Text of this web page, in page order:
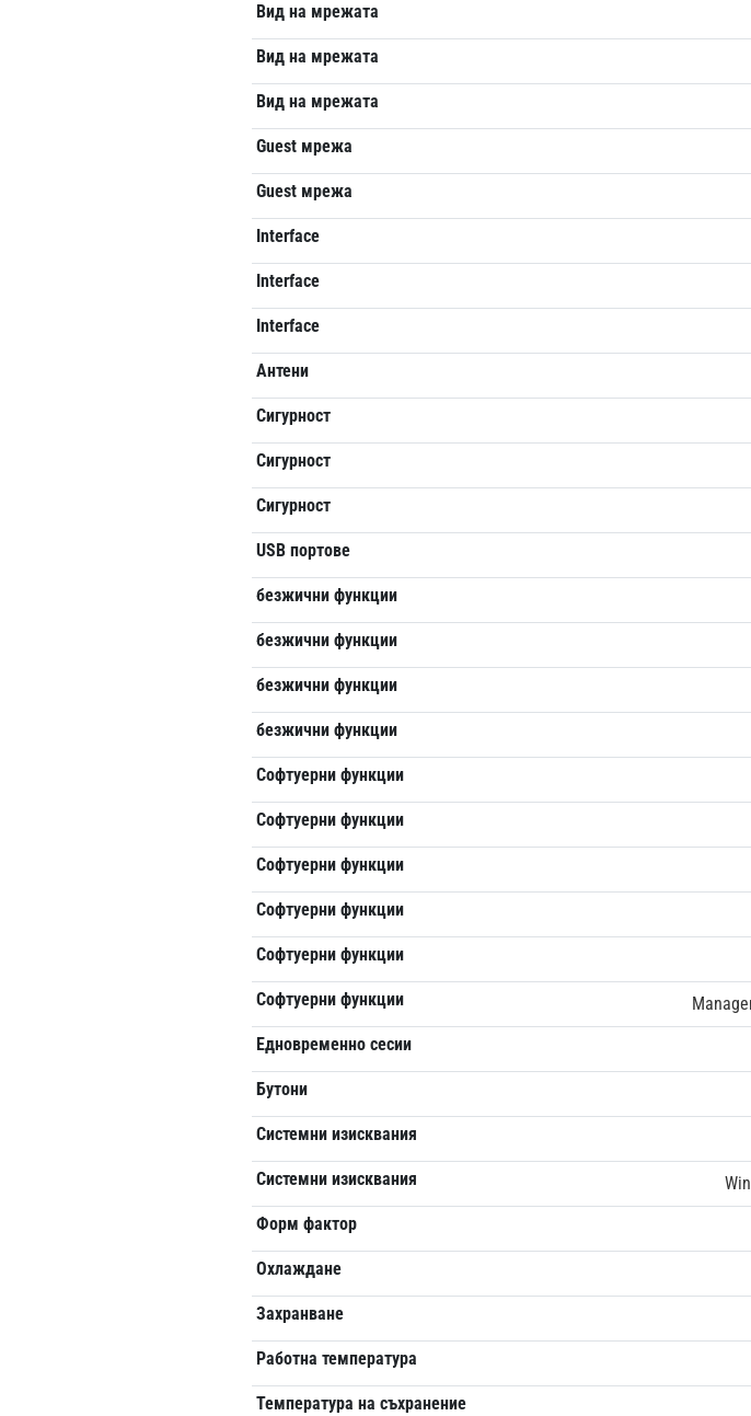
Вид на мрежата
Вид на мрежата
Вид на мрежата
Guest мрежа
Guest мрежа
Interface
Interface
Interface
Антени
Сигурност
Сигурност
Сигурност
USB портове
безжични функции
безжични функции
безжични функции
безжични функции
Софтуерни функции
Софтуерни функции
Софтуерни функции
Софтуерни функции
Софтуерни функции
Софтуерни функции
Едновременно сесии
Бутони
Системни изисквания
Системни изисквания
Форм фактор
Охлаждане
Захранване
Работна температура
Температура на съхранение